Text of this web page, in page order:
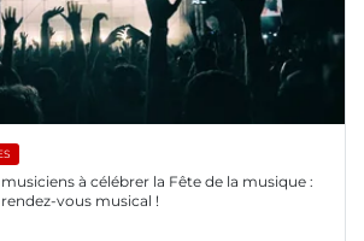
à célébrer la Fête de la musique :
vous musical !